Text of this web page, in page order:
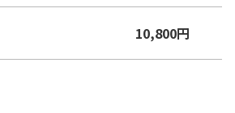
10,800円